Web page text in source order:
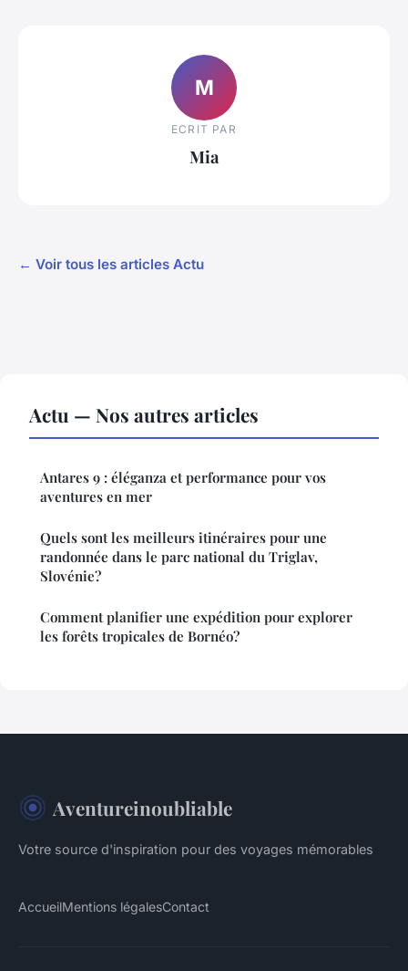
M
ECRIT PAR
Mia
← Voir tous les articles Actu
Actu — Nos autres articles
Antares 9 : éléganza et performance pour vos
aventures en mer
Quels sont les meilleurs itinéraires pour une
randonnée dans le parc national du Triglav,
Slovénie?
Comment planifier une expédition pour explorer
les forêts tropicales de Bornéo?
Aventureinoubliable
Votre source d'inspiration pour des voyages mémorables
AccueilMentions légalesContact